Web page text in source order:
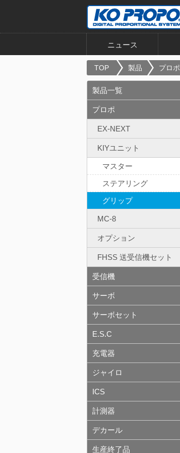
ニュース
TOP 製品 プロポ
製品一覧
プロポ
EX-NEXT
KIYユニット
マスター
ステアリング
グリップ
MC-8
オプション
FHSS 送受信機セット
受信機
サーボ
サーボセット
E.S.C
充電器
ジャイロ
ICS
計測器
デカール
生産終了品